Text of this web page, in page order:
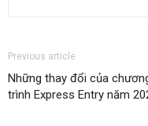
Previous article
Những thay đổi của
trình Express Entry năm